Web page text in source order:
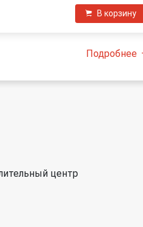
В корзину
Подробнее
центр